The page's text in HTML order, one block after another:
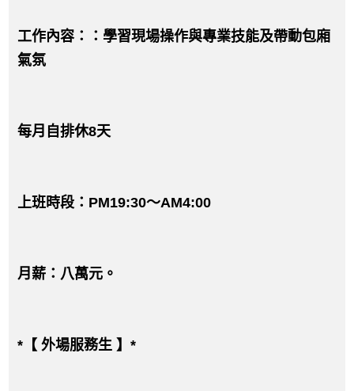
工作內容：：學習現場操作與專業技能及帶動包廂
氣氛
每月自排休8天
上班時段：PM19:30～AM4:00
月薪：八萬元。
*【 外場服務生 】*